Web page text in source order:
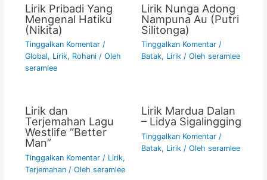
Lirik Pribadi Yang
Mengenal Hatiku
(Nikita)
Tinggalkan Komentar /
Global, Lirik, Rohani/ Oleh
seramlee
Lirik Nunga Adong
Nampuna Au (Putri
Silitonga)
Tinggalkan Komentar /
Batak, Lirik/ Oleh seramlee
Lirik dan
Terjemahan Lagu
Westlife “Better
Man”
Tinggalkan Komentar / Lirik,
Terjemahan/ Oleh seramlee
Lirik Mardua Dalan
– Lidya Sigalingging
Tinggalkan Komentar /
Batak, Lirik/ Oleh seramlee